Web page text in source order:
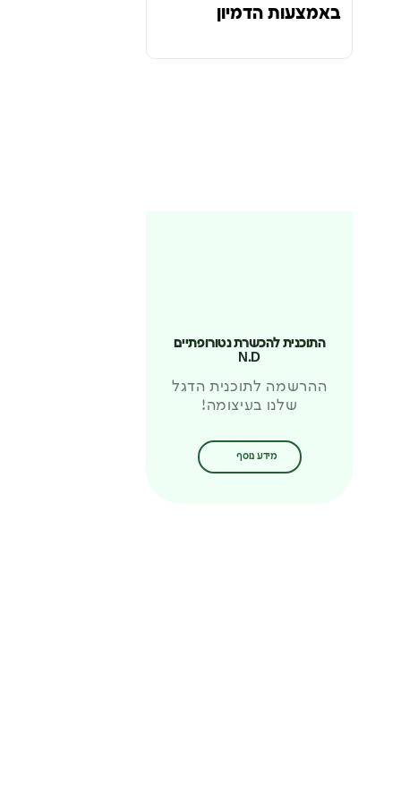
באמצעות הדמיון
התוכנית להכשרת נטורופתיים
N.D
ההרשמה לתוכנית הדגל
שלנו בעיצומה!
מידע נוסף